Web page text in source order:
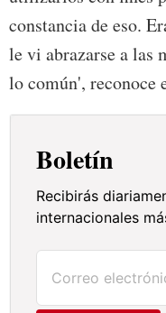
constancia de eso.
le vi abrazarse a las
lo común', reconoce
Boletín
Recibirás
internacionales